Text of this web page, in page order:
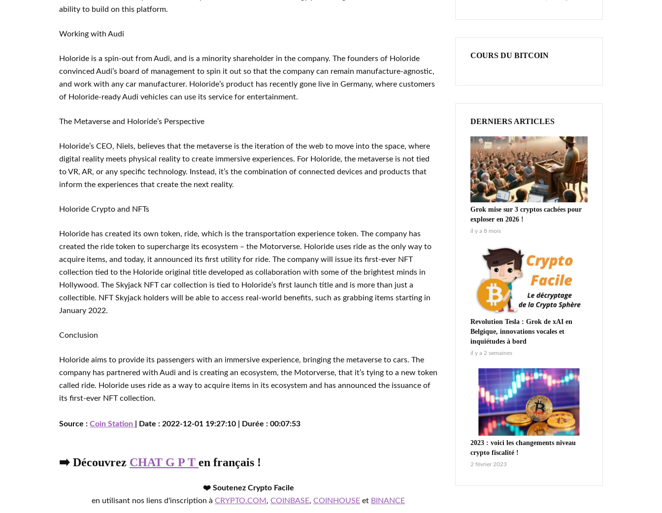
ability to build on this platform.
Working with Audi
Holoride is a spin-out from Audi, and is a minority shareholder in the company. The founders of Holoride
convinced Audi’s board of management to spin it out so that the company can remain manufacture-agnostic,
and work with any car manufacturer. Holoride’s product has recently gone live in Germany, where customers
of Holoride-ready Audi vehicles can use its service for entertainment.
The Metaverse and Holoride’s Perspective
Holoride’s CEO, Niels, believes that the metaverse is the iteration of the web to move into the space, where
digital reality meets physical reality to create immersive experiences. For Holoride, the metaverse is not tied
to VR, AR, or any specific technology. Instead, it’s the combination of connected devices and products that
inform the experiences that create the next reality.
Holoride Crypto and NFTs
Holoride has created its own token, ride, which is the transportation experience token. The company has
created the ride token to supercharge its ecosystem – the Motorverse. Holoride uses ride as the only way to
acquire items, and today, it announced its first utility for ride. The company will issue its first-ever NFT
collection tied to the Holoride original title developed as collaboration with some of the brightest minds in
Hollywood. The Skyjack NFT car collection is tied to Holoride’s first launch title and is more than just a
collectible. NFT Skyjack holders will be able to access real-world benefits, such as grabbing items starting in
January 2022.
Conclusion
Holoride aims to provide its passengers with an immersive experience, bringing the metaverse to cars. The
company has partnered with Audi and is creating an ecosystem, the Motorverse, that it’s tying to a new token
called ride. Holoride uses ride as a way to acquire items in its ecosystem and has announced the issuance of
its first-ever NFT collection.
Source : Coin Station | Date : 2022-12-01 19:27:10 | Durée : 00:07:53
➡️ Découvrez CHAT G P T en français !
❤️ Soutenez Crypto Facile
en utilisant nos liens d'inscription à CRYPTO.COM , COINBASE, COINHOUSE et BINANCE
COURS DU BITCOIN
DERNIERS ARTICLES
Grok mise sur 3 cryptos cachées pour
exploser en 2026 !
il y a 8 mois
Revolution Tesla : Grok de xAI en
Belgique, innovations vocales et
inquiétudes à bord
il y a 2 semaines
2023 : voici les changements niveau
crypto fiscalité !
2 février 2023